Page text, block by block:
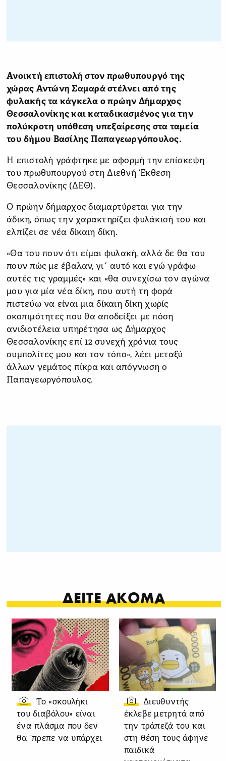
Ανοικτή επιστολή στον πρωθυπουργό της
χώρας Αντώνη Σαμαρά στέλνει από της
φυλακής τα κάγκελα ο πρώην Δήμαρχος
Θεσσαλονίκης και καταδικασμένος για την
πολύκροτη υπόθεση υπεξαίρεσης στα ταμεία
του δήμου Βασίλης Παπαγεωργόπουλος.
Η επιστολή γράφτηκε με αφορμή την επίσκεψη
του πρωθυπουργού στη Διεθνή Έκθεση
Θεσσαλονίκης (ΔΕΘ).
Ο πρώην δήμαρχος διαμαρτύρεται για την
άδικη, όπως την χαρακτηρίζει φυλάκισή του και
ελπίζει σε νέα δίκαιη δίκη.
«Θα του πουν ότι είμαι φυλακή, αλλά δε θα του
πουν πώς με έβαλαν, γι΄ αυτό και εγώ γράφω
αυτές τις γραμμές» και «θα συνεχίσω τον αγώνα
μου για μία νέα δίκη, που αυτή τη φορά
πιστεύω να είναι μια δίκαιη δίκη χωρίς
σκοπιμότητες που θααποδείξει με πόση
ανιδιοτέλεια υπηρέτησα ως Δήμαρχος
Θεσσαλονίκης επί 12 συνεχή χρόνια τους
συμπολίτες μου και τον τόπο», λέει μεταξύ
άλλων γεμάτος πίκρα και απόγνωση ο
Παπαγεωργόπουλος.
ΔΕΙΤΕ ΑΚΟΜΑ
Το «σκουλήκι
του διαβόλου» είναι
ένα πλάσμα που δεν
θα ‘πρεπε να υπάρχει
Διευθυντής
έκλεβε μετρητά από
την τράπεζά του και
στη θέση τους άφηνε
παιδικά